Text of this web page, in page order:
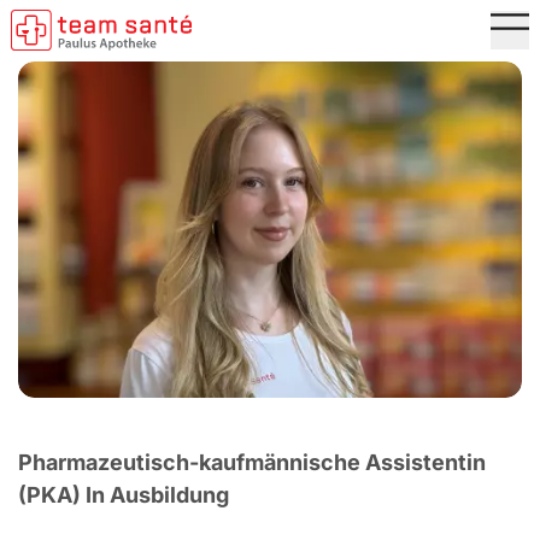
Zum Hauptinhalt springen
Pharmazeutisch-kaufmännische Assistentin
(PKA) In Ausbildung